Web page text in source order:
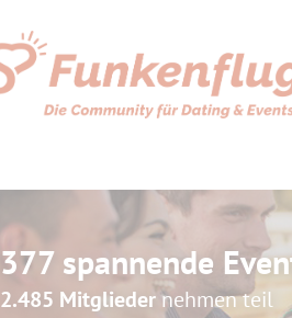
377 spannende
2.485 Mitgliedernehmen teil